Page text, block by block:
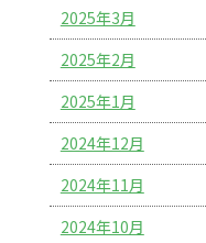
2025年3月
2025年2月
2025年1月
2024年12月
2024年11月
2024年10月